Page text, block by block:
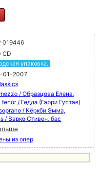
019446
CD
упаковка.
01-2007
/ Образцова Елена,
/ Гедда (Гарри Густав)
/ Кёркби Эмма,
/ Варко Стивен, бас
из опер